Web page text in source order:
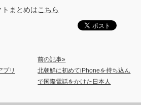
まとめはこちら
プリ
前の記事»
北朝鮮に初めてiPhoneを持ち込ん
で国際電話をかけた日本人